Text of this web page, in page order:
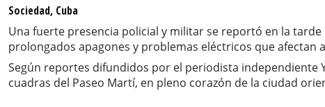
Sociedad, Cuba
Una fuerte presencia policial y militar se reportó en la
prolongados apagones y problemas eléctricos que afectan
Según reportes difundidos por el periodista independiente
cuadras del Paseo Martí, en pleno corazón de la ciudad